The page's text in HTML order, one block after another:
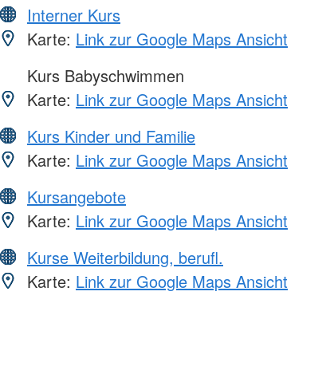
Interner Kurs
Karte: Link zur Google Maps Ansicht
Kurs Babyschwimmen
Karte: Link zur Google Maps Ansicht
Kurs Kinder und Familie
Karte: Link zur Google Maps Ansicht
Kursangebote
Karte: Link zur Google Maps Ansicht
Kurse Weiterbildung, berufl.
Karte: Link zur Google Maps Ansicht